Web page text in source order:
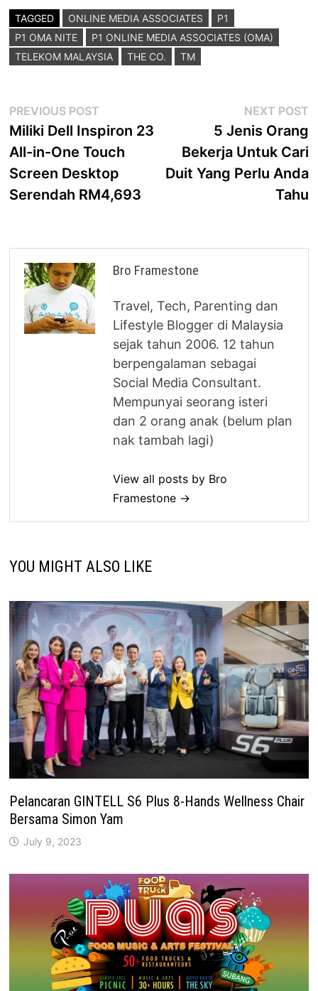
TAGGED ONLINE MEDIA ASSOCIATES
P1
P1 OMA NITE
P1 ONLINE MEDIA ASSOCIATES (OMA)
TELEKOM MALAYSIA
THE CO. TM
Post
navigation
PREVIOUS POST
post:
Miliki Dell Inspiron 23
All-in-One Touch
Screen Desktop
Serendah RM4,693
NEXT POST
5 Jenis Orang
Bekerja Untuk Cari
Duit Yang Perlu Anda
Tahu
Bro Framestone
Travel, Tech, Parenting dan
Lifestyle Blogger di Malaysia
sejak tahun 2006. 12 tahun
berpengalaman sebagai
Social Media Consultant.
Mempunyai seorang isteri
dan 2 orang anak (belum plan
nak tambah lagi)
View all posts by Bro
Framestone →
YOU MIGHT ALSO LIKE
Pelancaran GINTELL S6 Plus 8-Hands Wellness Chair
Bersama Simon Yam
July 9, 2023